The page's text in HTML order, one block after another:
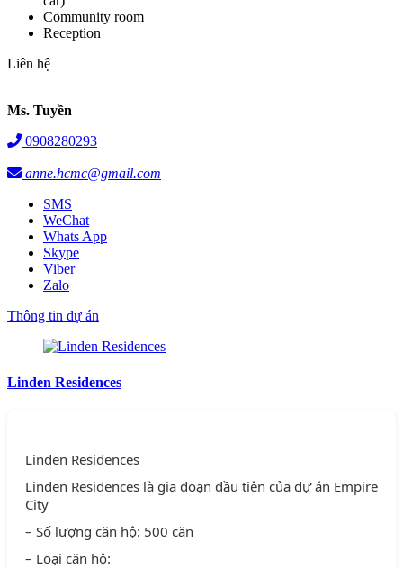
Community room
Reception
Liên hệ
Ms. Tuyền
0908280293
anne.hcmc@gmail.com
SMS
WeChat
Whats App
Skype
Viber
Zalo
Thông tin dự án
Linden Residences
Linden Residences
Linden Residences là gia đoạn đầu tiên của dự án Empire
City
– Số lượng căn hộ: 500 căn
– Loại căn hộ: